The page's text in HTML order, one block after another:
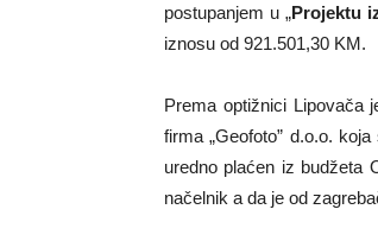
postupanjem u „Projektu
iznosu od 921.501,30 KM.
Prema optižnici Lipovača
firma „Geofoto” d.o.o.
uredno plaćen iz budžeta
načelnik a da je od